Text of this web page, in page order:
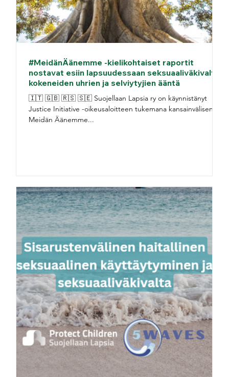
#MeidänÄänemme -kielikohtaiset raportit
nostavat esiin lapsuudessaan seksuaaliväkivaltaa
kokeneiden uhrien ja selviytyjien ääntä
🇮🇹 🇬🇧 🇷🇸 🇸🇪 Suojellaan Lapsia ry on käynnistänyt
Justice Initiative -oikeusaloitteen tukemana kansainvälisen
Meidän Äänemme...